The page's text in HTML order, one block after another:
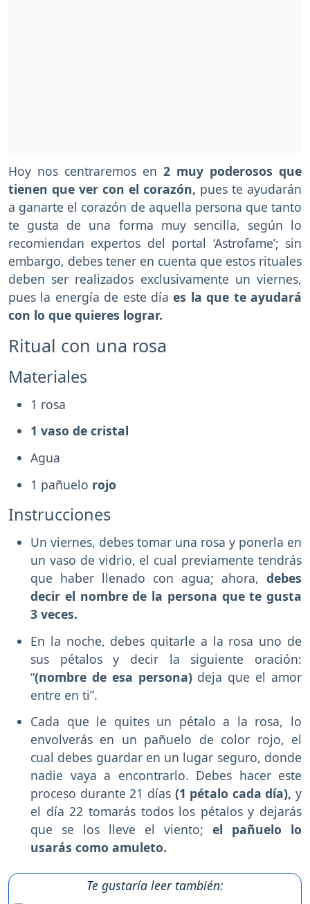
Hoy nos centraremos en 2 muy poderosos que
tienen que ver con el corazón, pues te ayudarán
a ganarte el corazón de aquella persona que tanto
te gusta de una forma muy sencilla, según lo
recomiendan expertos del portal ‘Astrofame’; sin
embargo, debes tener en cuenta que estos rituales
deben ser realizados exclusivamente un viernes,
pues la energía de este díaes la que te ayudará
con lo que quieres lograr.
Ritual con una rosa
Materiales
1 rosa
1 vaso de cristal
Agua
1 pañuelo rojo
Instrucciones
Un viernes, debes tomar una rosa y ponerla en
un vaso de vidrio, el cual previamente tendrás
que haber llenado con agua; ahora, debes
decir el nombre de la persona que te gusta
3 veces.
En la noche, debes quitarle a la rosa uno de
sus pétalos y decir la siguiente oración:
“(nombre de esa persona) deja que el amor
entre en ti”.
Cada que le quites un pétalo a la rosa, lo
envolverás en un pañuelo de color rojo, el
cual debes guardar en un lugar seguro, donde
nadie vaya a encontrarlo. Debes hacer este
proceso durante 21 días (1 pétalo cada día), y
el día 22 tomarás todos los pétalos y dejarás
que se los lleve el viento; el pañuelo lo
usarás como amuleto.
Te gustaría leer también: